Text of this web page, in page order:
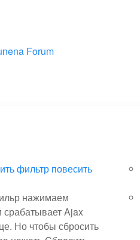
Forum
фильтр повесить
нажимаем
Ajax
Но чтобы сбросить